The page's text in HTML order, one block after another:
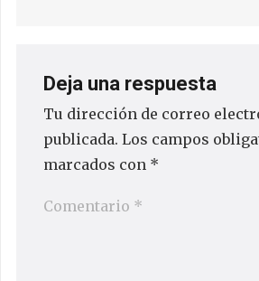
Deja una respuesta
Tu dirección de correo
publicada. Los campos
marcados con *